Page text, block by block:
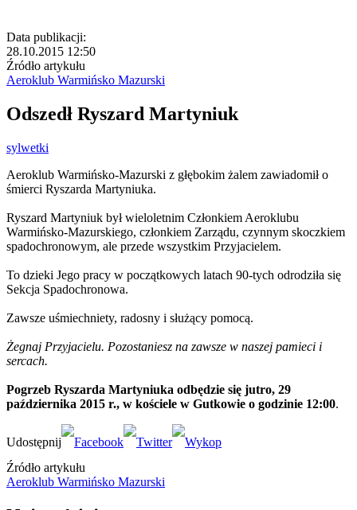
Data publikacji:
28.10.2015 12:50
Źródło artykułu
Aeroklub Warmińsko Mazurski
Odszedł Ryszard Martyniuk
sylwetki
Aeroklub Warmińsko-Mazurski z głębokim żalem zawiadomił o
śmierci Ryszarda Martyniuka.
Ryszard Martyniuk był wieloletnim Członkiem Aeroklubu
Warmińsko-Mazurskiego, członkiem Zarządu, czynnym skoczkiem
spadochronowym, ale przede wszystkim Przyjacielem.
To dzieki Jego pracy w początkowych latach 90-tych odrodziła się
Sekcja Spadochronowa.
Zawsze uśmiechniety, radosny i służący pomocą.
Żegnaj Przyjacielu. Pozostaniesz na zawsze w naszej pamieci i
sercach.
Pogrzeb Ryszarda Martyniuka odbędzie się jutro, 29
października 2015 r., w kościele w Gutkowie o godzinie 12:00.
Źródło artykułu
Aeroklub Warmińsko Mazurski